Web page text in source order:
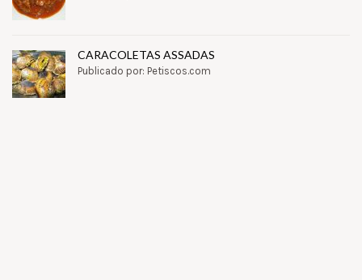
CARACOLETAS ASSADAS
Publicado por: Petiscos.com